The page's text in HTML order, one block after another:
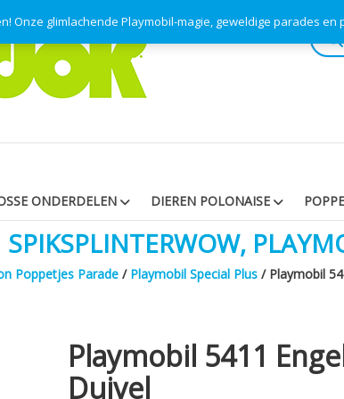
Onze glimlachende Playmobil-magie, geweldige parades
ONDERDELEN DIEREN POLONAISE
SPIKSPLINTERWOW,
Poppetjes Parade/ Playmobil Special Plus/ Playmobil
Playmobil 5411
Duivel